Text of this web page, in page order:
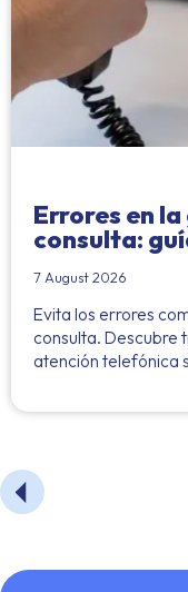
Errores en
consulta:
7 August 2026
Evita los errores
consulta. Descubre
atención telefónica